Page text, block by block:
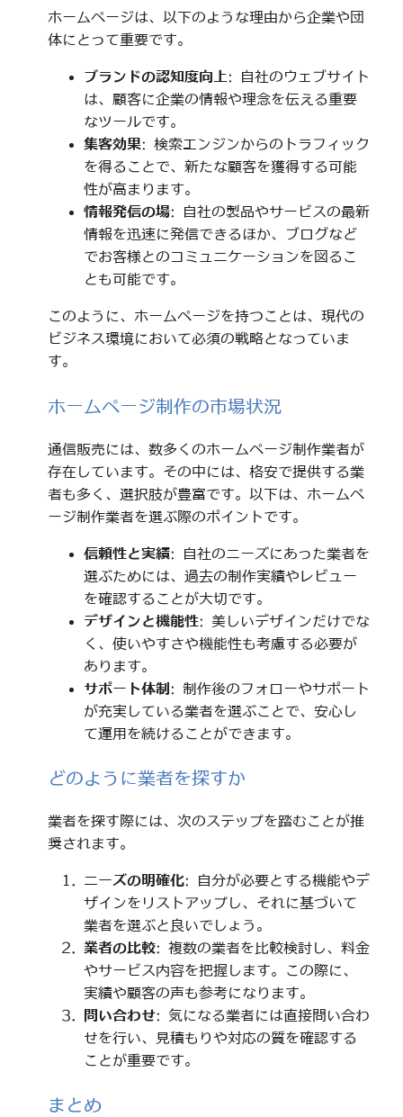
ホームページは、以下のような理由から企業や団
体にとって重要です。
ブランドの認知度向上: 自社のウェブサイト
は、顧客に企業の情報や理念を伝える重要
なツールです。
集客効果: 検索エンジンからのトラフィック
を得ることで、新たな顧客を獲得する可能
性が高まります。
情報発信の場: 自社の製品やサービスの最新
情報を迅速に発信できるほか、ブログなど
でお客様とのコミュニケーションを図るこ
とも可能です。
このように、ホームページを持つことは、現代の
ビジネス環境において必須の戦略となっていま
す。
ホームページ制作の市場状況
通信販売には、数多くのホームページ制作業者が
存在しています。その中には、格安で提供する業
者も多く、選択肢が豊富です。以下は、ホームペ
ージ制作業者を選ぶ際のポイントです。
信頼性と実績: 自社のニーズにあった業者を
選ぶためには、過去の制作実績やレビュー
を確認することが大切です。
デザインと機能性: 美しいデザインだけでな
く、使いやすさや機能性も考慮する必要が
あります。
サポート体制 : 制作後のフォローやサポート
が充実している業者を選ぶことで、安心し
て運用を続けることができます。
どのように業者を探すか
業者を探す際には、次のステップを踏むことが推
奨されます。
ニーズの明確化: 自分が必要とする機能やデ
ザインをリストアップし、それに基づいて
業者を選ぶと良いでしょう。
業者の比較: 複数の業者を比較検討し、料金
やサービス内容を把握します。この際に、
実績や顧客の声も参考になります。
問い合わせ: 気になる業者には直接問い合わ
せを行い、見積もりや対応の質を確認する
ことが重要です。
まとめ